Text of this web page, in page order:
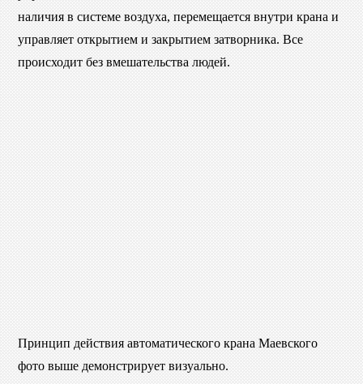
наличия в системе воздуха, перемещается внутри крана и
управляет открытием и закрытием затворника. Все
происходит без вмешательства людей.
Принцип действия автоматического крана Маевского
фото выше демонстрирует визуально.